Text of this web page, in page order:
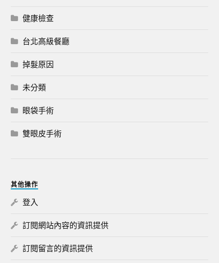
健康檢查
台北高級餐廳
掉髮原因
未分類
眼袋手術
雙眼皮手術
其他操作
登入
訂閱網站內容的資訊提供
訂閱留言的資訊提供